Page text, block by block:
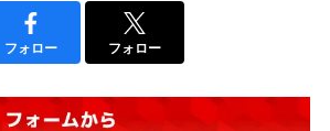
フォロー フォロー